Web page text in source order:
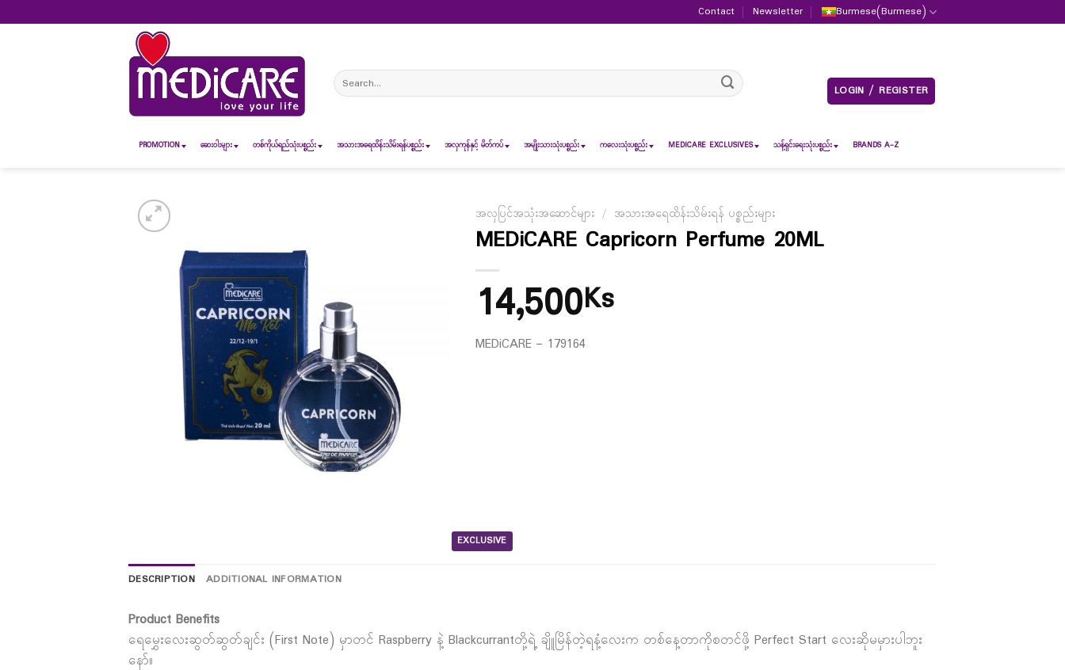
to
Contact Newsletter Burmese(Burmese)
Search
for:
LOGIN / REGISTER
PROMOTION ဆေး၀ါးများ တစ်ကိုယ်ရည်သုံးပစ္စည်း အသားအရေထိန်းသိမ်းရန်ပစ္စည်း အလှကုန်နှင့် မိတ်ကပ် အမျိုးသားသုံးပစ္စည်း ကလေးသုံးပစ္စည်း MEDICARE EXCLUSIVES သန့်ရှင်းရေးသုံးပစ္စည်း BRANDS A-Z
EXCLUSIVE
အလှပြင်အသုံးအဆောင်များ / အသားအရေထိန်းသိမ်းရန် ပစ္စည်းများ
MEDiCARE Capricorn Perfume 20ML
14,500Ks
MEDiCARE – 179164
DESCRIPTION ADDITIONAL INFORMATION
Product Benefits
ရေမွှေးလေးဆွတ်ဆွတ်ချင်း (First Note) မှာတင် Raspberry နဲ့ Blackcurrantတို့ရဲ့ ချိူမြိန်တဲ့ရနံ့လေးက တစ်နေ့တာကိုစတင်ဖို့ Perfect Start လေးဆိုမမှားပါဘူး
နော်။